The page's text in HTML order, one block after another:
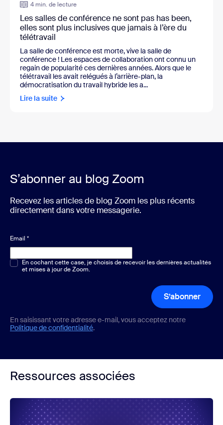
4 min. de lecture
Les salles de conférence ne sont pas has been,
elles sont plus inclusives que jamais à l’ère du
télétravail
La salle de conférence est morte, vive la salle de
conférence ! Les espaces de collaboration ont connu un
regain de popularité ces dernières années. Alors que le
télétravail les avait relégués à l’arrière-plan, la
démocratisation du travail hybride les a...
Lire la suite
S’abonner au blog Zoom
Recevez les articles de blog Zoom les plus récents
directement dans votre messagerie.
Email *
Choix multiple ou unique*
En cochant cette case, je choisis de recevoir les dernières actualités
et mises à jour de Zoom.
S’abonner
En saisissant votre adresse e-mail, vous acceptez notre
Politique de confidentialité.
Ressources associées